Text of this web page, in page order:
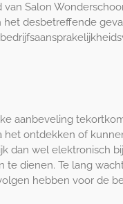
van Salon
het desbetreffende
aanbeveling
het ontdekken of
dan wel elektronisch
te dienen. Te lang
hebben voor de